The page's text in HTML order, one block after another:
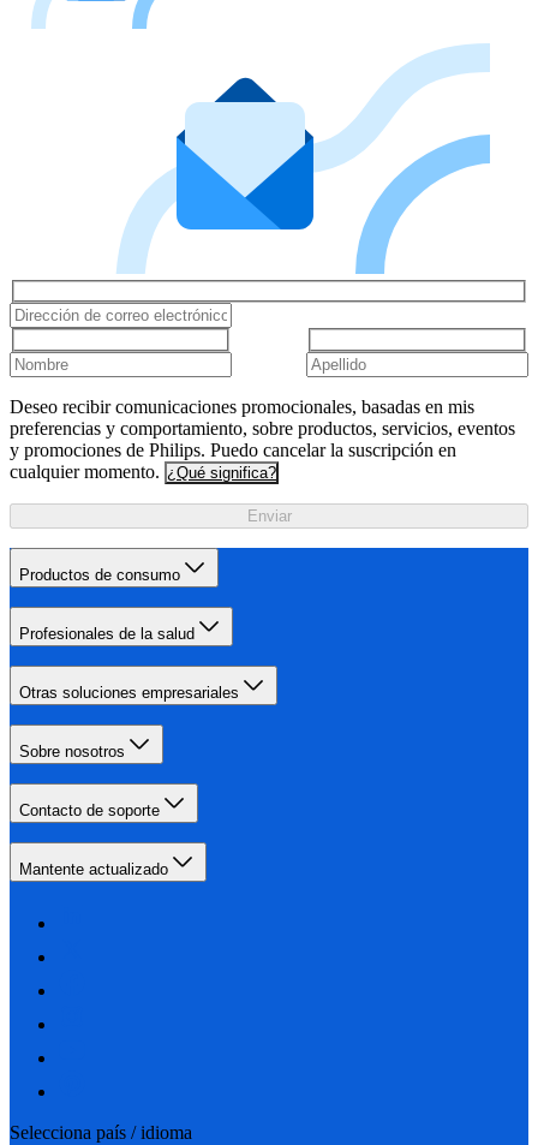
Deseo recibir comunicaciones promocionales, basadas en mis
preferencias y comportamiento, sobre productos, servicios, eventos
y promociones de Philips. Puedo cancelar la suscripción en
cualquier momento. ¿Qué significa?
Enviar
Productos de consumo
Profesionales de la salud
Otras soluciones empresariales
Sobre nosotros
Contacto de soporte
Mantente actualizado
Selecciona país / idioma